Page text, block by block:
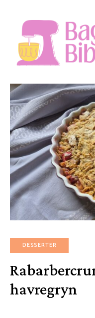
DESSERTER
havregryn